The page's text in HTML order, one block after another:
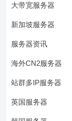
大带宽服务器
新加坡服务器
服务器资讯
海外CN2服务器
站群多IP服务器
英国服务器